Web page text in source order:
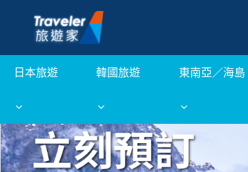
日本旅遊 韓國旅遊 東南亞／海島